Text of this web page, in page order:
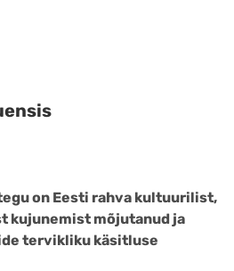
on Eesti rahva kultuurilist,
kujunemist mõjutanud ja
tervikliku käsitluse